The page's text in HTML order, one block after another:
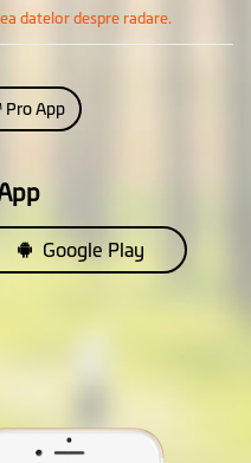
datelor despre radare.
Pro App
Google Play